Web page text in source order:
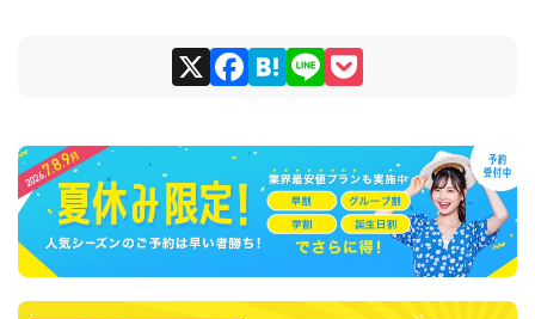
X F
c
e
b
o
o
H
e
n
a
Li
e ck
et